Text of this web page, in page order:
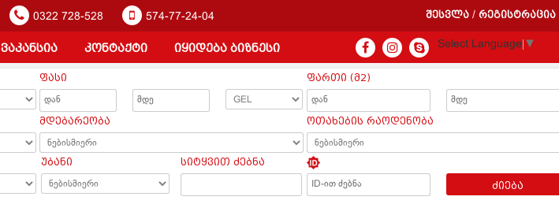
0322 728-528 574-77-24-04 შესვლა / რეგისტრაცია
ვაკანსია კონტაქტი იყიდება ბიზნესი Select Language ▼
ფასი ფართი (მ2)
მდებარეობა ოთახების რაოდენობა
უბანი სიტყვით ძებნა
ძიება